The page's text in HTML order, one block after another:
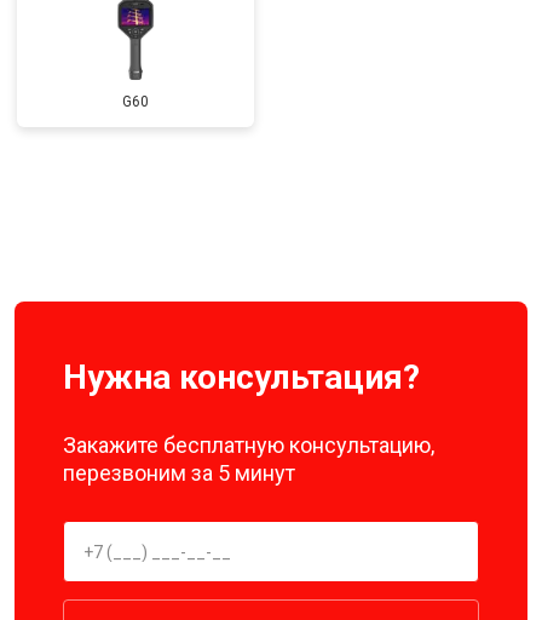
G60
Нужна консультация?
Закажите бесплатную консультацию,
перезвоним за 5 минут